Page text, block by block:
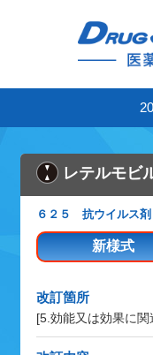
レテルモビ
６２５ 抗ウイルス剤
新様式
改訂箇所
[5.効能又は効果に関